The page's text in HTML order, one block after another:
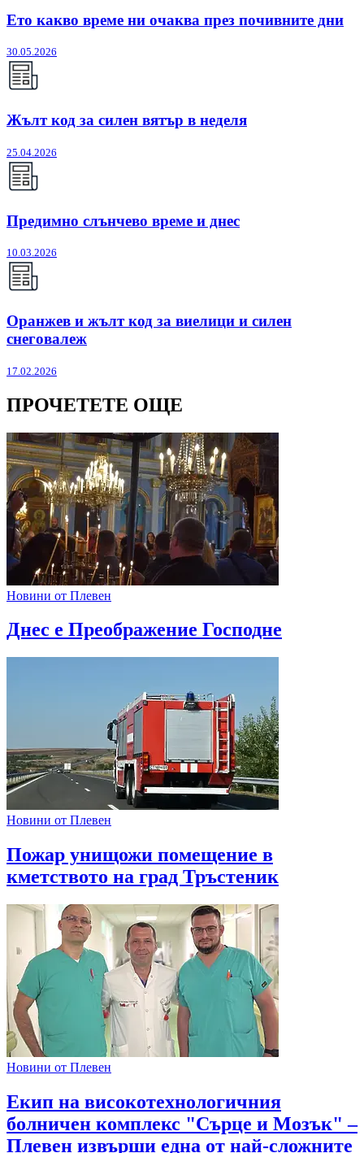
Ето какво време ни очаква през почивните дни
30.05.2026
Жълт код за силен вятър в неделя
25.04.2026
Предимно слънчево време и днес
10.03.2026
Оранжев и жълт код за виелици и силен
снеговалеж
17.02.2026
ПРОЧЕТЕТЕ ОЩЕ
Новини от Плевен
Днес е Преображение Господне
Новини от Плевен
Пожар унищожи помещение в
кметството на град Тръстеник
Новини от Плевен
Екип на високотехнологичния
болничен комплекс "Сърце и Мозък" –
Плевен извърши една от най-сложните